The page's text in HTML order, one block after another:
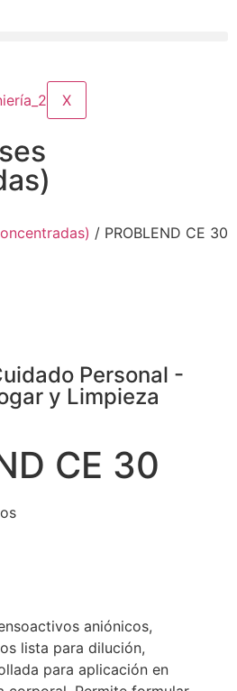
X
/ PROBLEND CE 30
Personal -
y Limpieza
CE 30
aniónicos,
lista para dilución,
para aplicación en